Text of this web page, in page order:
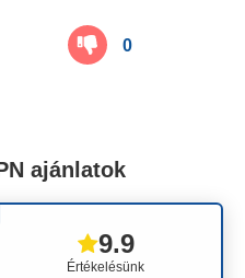
0
ajánlatok
Értékelésünk
9.9